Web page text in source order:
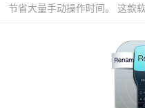
节省大量手动操作时间。 这款